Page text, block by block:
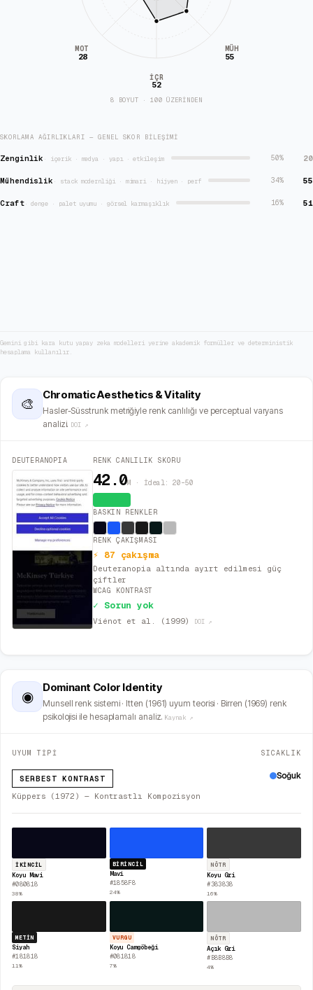
MÜH
55
İÇR
52
MOT
28
8 BOYUT · 100 ÜZERİNDEN
SKORLAMA AĞIRLIKLARI — GENEL SKOR BILEŞIMI
Zenginlik · içerik · medya · yapı · etkileşim 50% 20
Mühendislik · stack modernliği · mimari · hijyen · perf 34% 55
Craft·denge · palet uyumu · görsel karmaşıklık 16% 51
Gemini gibi kara kutu yapay zeka modelleri yerine akademik formüller ve deterministik
hesaplama kullanılır.
🎨
Chromatic Aesthetics & Vitality
Hasler-Süsstrunk metriğiyle renk canlılığı ve perceptual varyans
analizi. DOI ↗
DEUTERANOPIA RENK CANLILIK SKORU
42.0M · İdeal: 20–50
BASKIN RENKLER
RENK ÇAKIŞMASI
⚡ 87 çakışma
Deuteranopia altında ayırt edilmesi güç
çiftler
WCAG KONTRAST
✓ Sorun yok
Viénot et al. (1999) DOI ↗
◉
Dominant Color Identity
Munsell renk sistemi · Itten (1961) uyum teorisi · Birren (1969) renk
psikolojisi ile hesaplamalı analiz. Kaynak ↗
UYUM TİPİ
SERBEST KONTRAST
Küppers (1972) — Kontrastlı Kompozisyon
SICAKLIK
Soğuk
İKINCIL
Koyu Mavi
#080818
38%
BIRINCIL
Mavi
#1858F8
24%
NÖTR
Koyu Gri
#383838
16%
METIN
Siyah
#181818
11%
VURGU
Koyu Camgöbeği
#081818
7%
NÖTR
Açık Gri
#B8B8B8
4%